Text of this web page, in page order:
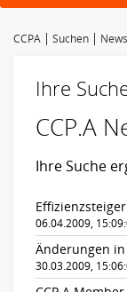
CCPA Suchen News
Ihre
CCP.A
Ihre Suche
06.04.2009,
Änderungen in
30.03.2009,